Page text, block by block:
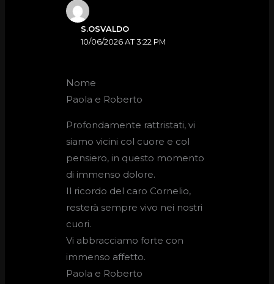
S.OSVALDO
10/06/2026 AT 3:22 PM
Nome
Paola e Roberto
Profondamente rattristati, vi
siamo vicini col cuore e col
pensiero, in questo momento
di immenso dolore.
Il ricordo del caro Cornelio,
resterà sempre vivo nei nostri
cuori.
Vi abbracciamo forte con
immenso affetto.
Paola e Roberto